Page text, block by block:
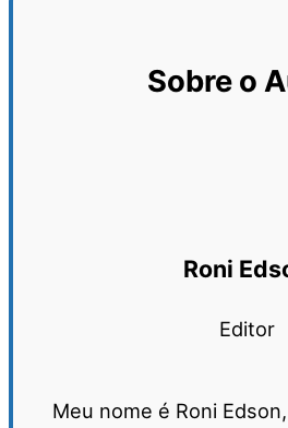
Sobre o
Roni
Editor
Meu nome é Roni